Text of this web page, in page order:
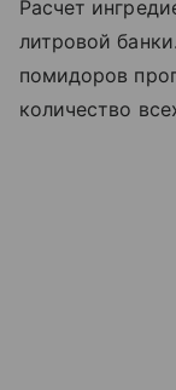
Расчет
литровой
помидоров
количество